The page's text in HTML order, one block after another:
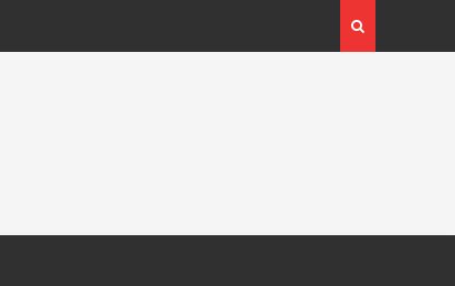
Expoziția Brâncuși de la Timișoara a atras peste
130.000 de vizitatori